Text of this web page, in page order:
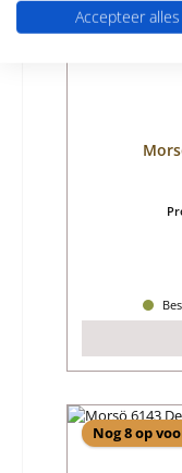
Nog 8 op
Accepteer alles